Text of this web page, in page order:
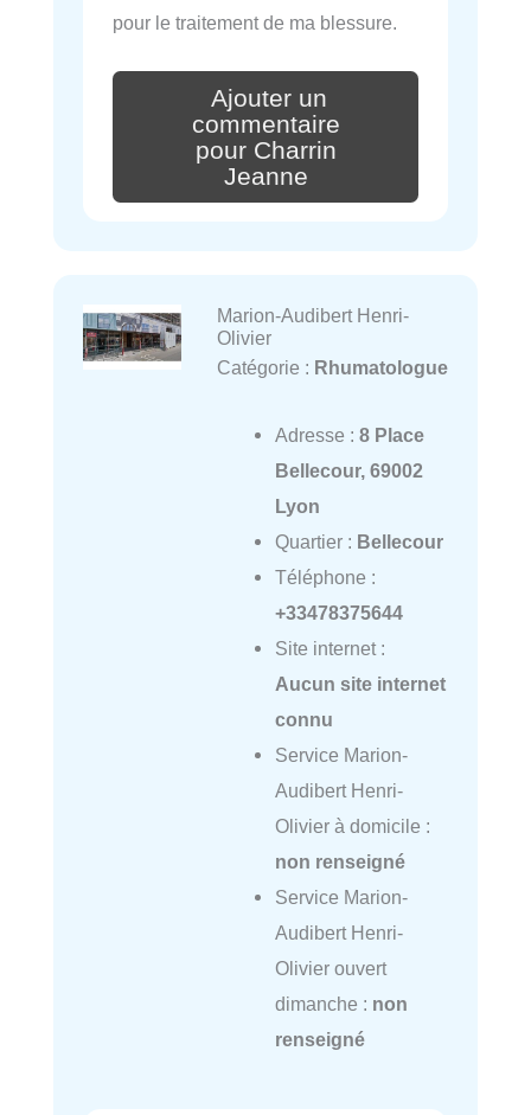
pour le traitement de ma blessure.
Ajouter un
commentaire
pour Charrin
Jeanne
Marion-Audibert Henri-
Olivier
Catégorie : Rhumatologue
Adresse : 8 Place
Bellecour, 69002
Lyon
Quartier : Bellecour
Téléphone :
+33478375644
Site internet :
Aucun site internet
connu
Service Marion-
Audibert Henri-
Olivier à domicile :
non renseigné
Service Marion-
Audibert Henri-
Olivier ouvert
dimanche : non
renseigné